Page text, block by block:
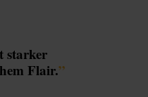
starker
Flair.”